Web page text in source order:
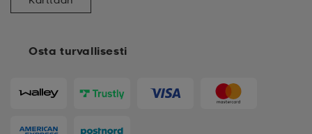
Osta turvallisesti